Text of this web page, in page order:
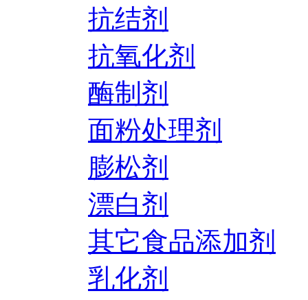
抗结剂
抗氧化剂
酶制剂
面粉处理剂
膨松剂
漂白剂
其它食品添加剂
乳化剂